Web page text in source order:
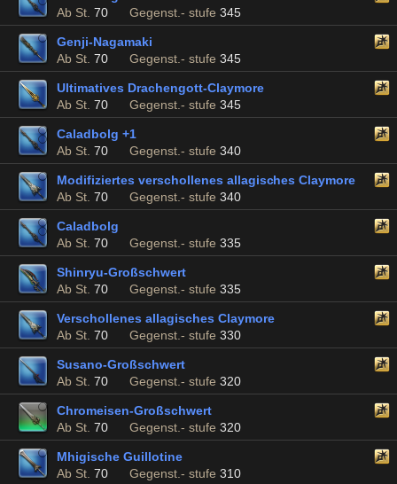
Ab St. 70 Gegenst.- stufe 345
Genji-Nagamaki
Ab St. 70 Gegenst.- stufe 345
Ultimatives Drachengott-Claymore
Ab St. 70 Gegenst.- stufe 345
Caladbolg +1
Ab St. 70 Gegenst.- stufe 340
Modifiziertes verschollenes allagisches Claymore
Ab St. 70 Gegenst.- stufe 340
Caladbolg
Ab St. 70 Gegenst.- stufe 335
Shinryu-Großschwert
Ab St. 70 Gegenst.- stufe 335
Verschollenes allagisches Claymore
Ab St. 70 Gegenst.- stufe 330
Susano-Großschwert
Ab St. 70 Gegenst.- stufe 320
Chromeisen-Großschwert
Ab St. 70 Gegenst.- stufe 320
Mhigische Guillotine
Ab St. 70 Gegenst.- stufe 310